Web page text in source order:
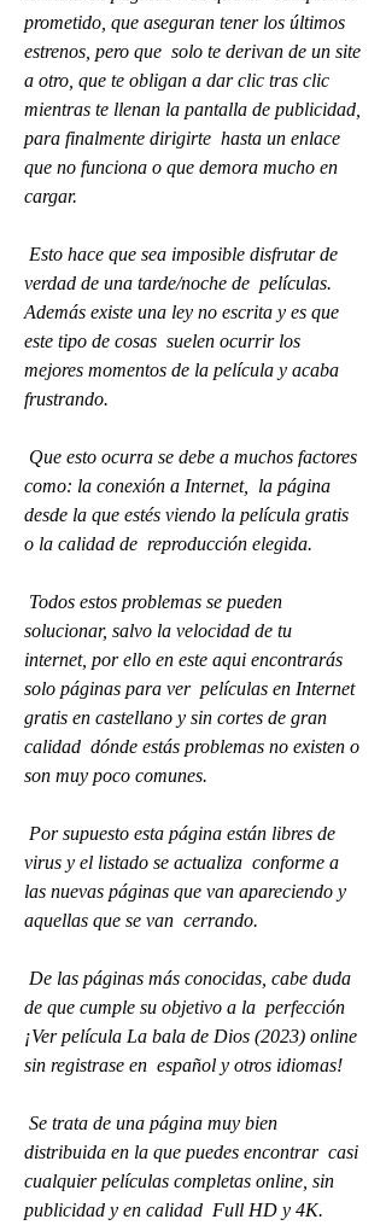
prometido, que aseguran tener los últimos
estrenos, pero que  solo te derivan de un site
a otro, que te obligan a dar clic tras clic
mientras te llenan la pantalla de publicidad,
para finalmente dirigirte  hasta un enlace
que no funciona o que demora mucho en
cargar.
verdad de una tarde/noche de  películas.
Además existe una ley no escrita y es que
este tipo de cosas  suelen ocurrir los
mejores momentos de la película y acaba
frustrando.
como: la conexión a Internet,  la página
desde la que estés viendo la película gratis
o la calidad de  reproducción elegida.
solucionar, salvo la velocidad de tu
internet, por ello en este aqui encontrarás
solo páginas para ver  películas en Internet
gratis en castellano y sin cortes de gran
calidad  dónde estás problemas no existen o
son muy poco comunes.
virus y el listado se actualiza  conforme a
las nuevas páginas que van apareciendo y
aquellas que se van  cerrando.
de que cumple su objetivo a la  perfección
¡Ver película La bala de Dios (2023) online
sin registrase en  español y otros idiomas!
distribuida en la que puedes encontrar  casi
cualquier películas completas online, sin
publicidad y en calidad  Full HD y 4K.